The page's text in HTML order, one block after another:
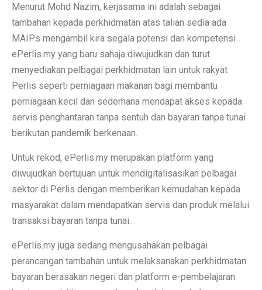
Menurut Mohd Nazim, kerjasama ini adalah sebagai
tambahan kepada perkhidmatan atas talian sedia ada
MAIPs mengambil kira segala potensi dan kompetensi
ePerlis.my yang baru sahaja diwujudkan dan turut
menyediakan pelbagai perkhidmatan lain untuk rakyat
Perlis seperti perniagaan makanan bagi membantu
perniagaan kecil dan sederhana mendapat akses kepada
servis penghantaran tanpa sentuh dan bayaran tanpa tunai
berikutan pandemik berkenaan.
Untuk rekod, ePerlis.my merupakan platform yang
diwujudkan bertujuan untuk mendigitalisasikan pelbagai
sektor di Perlis dengan memberikan kemudahan kepada
masyarakat dalam mendapatkan servis dan produk melalui
transaksi bayaran tanpa tunai.
ePerlis.my juga sedang mengusahakan pelbagai
perancangan tambahan untuk melaksanakan perkhidmatan
bayaran berasakan negeri dan platform e-pembelajaran